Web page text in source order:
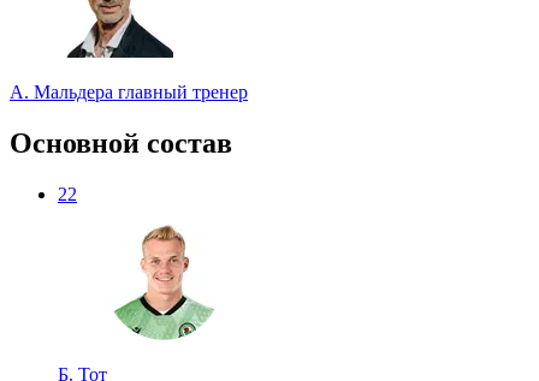
А. Мальдера главный тренер
Основной состав
22
Б. Тот